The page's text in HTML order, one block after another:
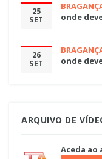
25
SET
onde
26
SET
onde
ARQUIVO DE
Aceda ao